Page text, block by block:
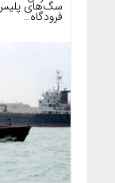
سگ‌های
فرودگاه…